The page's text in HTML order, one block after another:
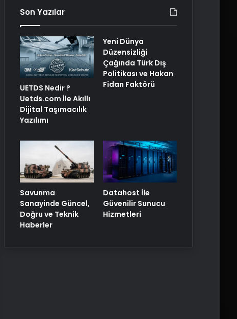
Son Yazılar
UETDS Nedir ?
Uetds.com İle Akıllı
Dijital Taşımacılık
Yazılımı
Yeni Dünya
Düzensizliği
Çağında Türk Dış
Politikası ve Hakan
Fidan Faktörü
Savunma
Sanayinde Güncel,
Doğru ve Teknik
Haberler
Datahost İle
Güvenilir Sunucu
Hizmetleri